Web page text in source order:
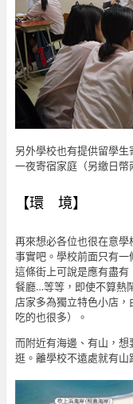
另外學校也有提供留學
一夜寄宿家庭（另繳日幣
【環 境】
再來想必各位也很在意
事實吧。學校前面只有
這條街上可說是應有盡
餐廳…等等，即使不算熱
店家多為獨立特色小店
吃的也很多）。
而附近有海邊、有山，
逛。離學校不遠處就有